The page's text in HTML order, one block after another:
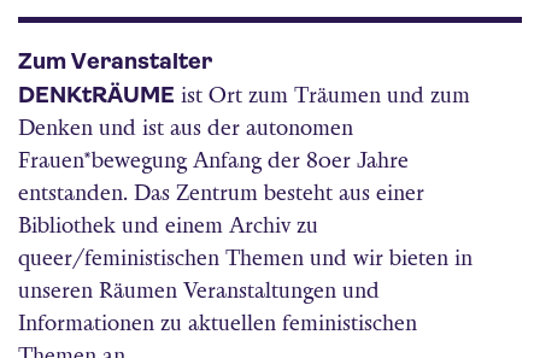
Zum Veranstalter
DENKtRÄUME ist Ort zum Träumen und zum
Denken und ist aus der autonomen
Frauen*bewegung Anfang der 80er Jahre
entstanden. Das Zentrum besteht aus einer
Bibliothek und einem Archiv zu
queer/feministischen Themen und wir bieten in
unseren Räumen Veranstaltungen und
Informationen zu aktuellen feministischen